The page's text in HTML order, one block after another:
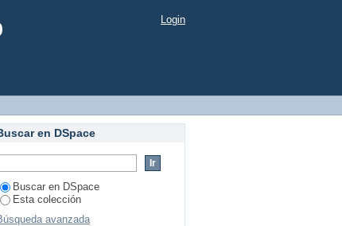
Login
en DSpace
Buscar en DSpace
Esta colección
avanzada